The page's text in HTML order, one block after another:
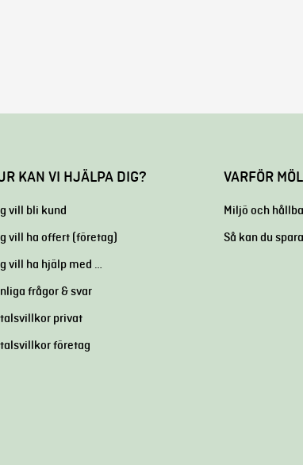
KAN VI HJÄLPA DIG?
vill bli kund
vill ha offert (företag)
vill ha hjälp med …
frågor & svar
privat
företag
VARFÖR
Miljö och
Så kan du